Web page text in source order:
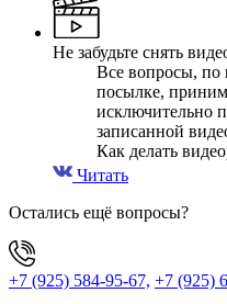
Не забудьте снять
Все вопросы, по
посылке,
исключительно
записанной
Как делать
Читать
Остались ещё вопросы?
+7 (925) 584-95-67, +7 (925)